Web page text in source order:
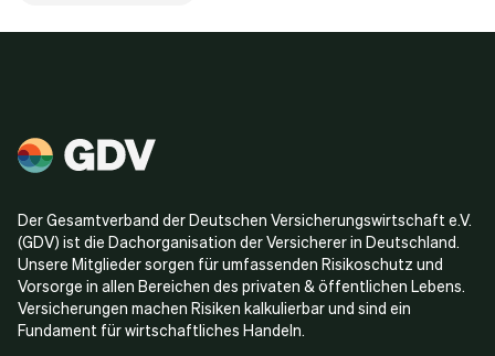
Der Gesamtverband der Deutschen Versicherungswirtschaft e.V.
(GDV) ist die Dachorganisation der Versicherer in Deutschland.
Unsere Mitglieder sorgen für umfassenden Risikoschutz und
Vorsorge in allen Bereichen des privaten & öffentlichen Lebens.
Versicherungen machen Risiken kalkulierbar und sind ein
Fundament für wirtschaftliches Handeln.